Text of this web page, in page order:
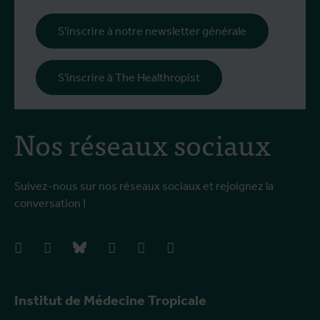
Institut de Médecine Tropicale
Nos réseaux sociaux
Suivez-nous sur nos réseaux sociaux et rejoignez la
conversation !
facebookinstagrambluesky linkedIn youtube
S'inscrire à notre newsletter générale
S'inscrire à The Healthropist